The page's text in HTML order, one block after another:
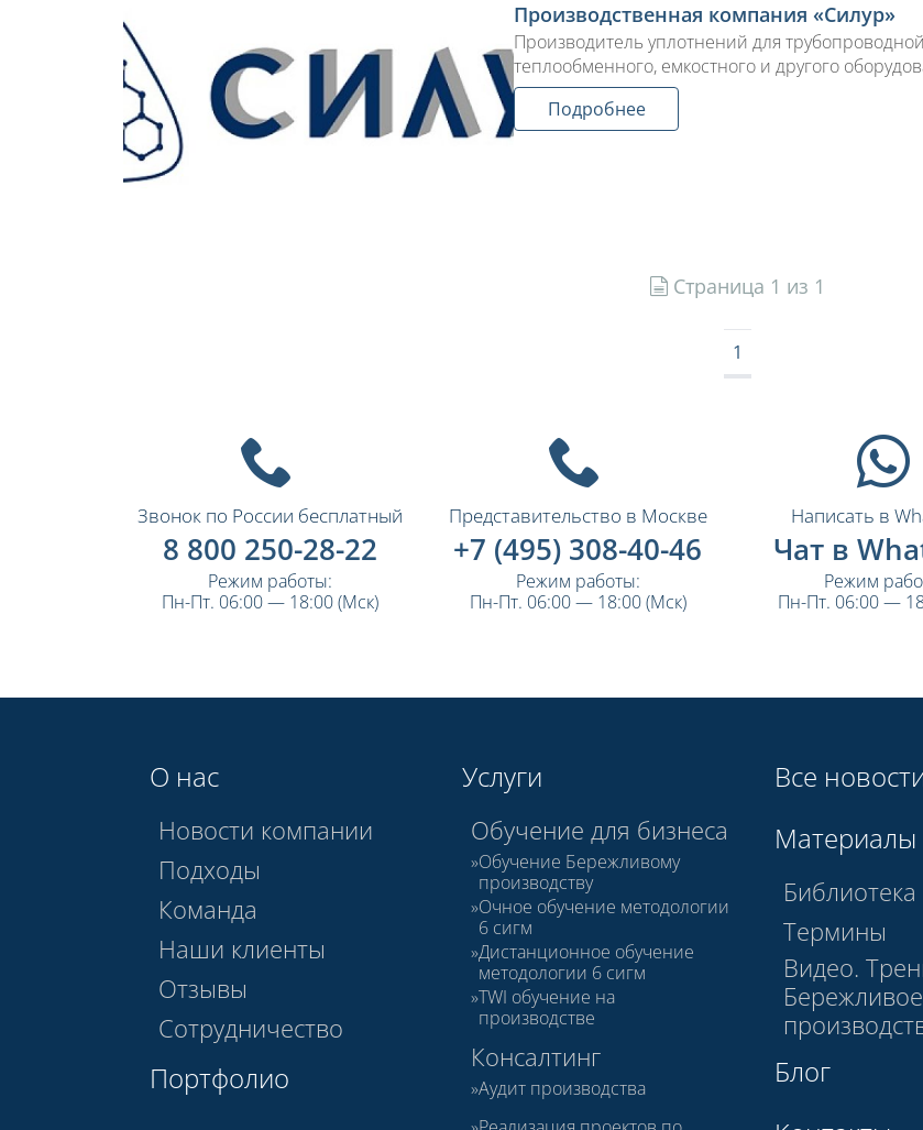
Производственная компания «Силур»
Производитель уплотнений для
теплообменного, емкостного и другого
Подробнее
Страница 1 из 1
1
Звонок по России бесплатный
8 800 250-28-22
Режим работы:
Пн-Пт. 06:00 — 18:00 (Мск)
Представительство в Москве
+7 (495) 308-40-46
Режим работы:
Пн-Пт. 06:00 — 18:00 (Мск)
Написать в
Чат в
Режим
Пн-Пт. 06:00 —
О нас
Новости компании
Подходы
Команда
Наши клиенты
Отзывы
Сотрудничество
Портфолио
Услуги
Обучение для бизнеса
Обучение Бережливому
производству
Очное обучение методологии
6 сигм
Дистанционное обучение
методологии 6 сигм
TWI обучение на
производстве
Консалтинг
Аудит производства
Все
Материалы
Библиотека
Термины
Видео.
Бережливое
Блог